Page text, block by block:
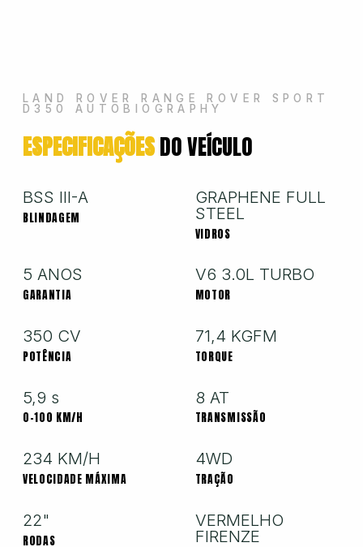
Jeep
Nissan
LAND ROVER RANGE ROVER SPORT
D350 AUTOBIOGRAPHY
ESPECIFICAÇÕESDO VEÍCULO
BSS III-A
BLINDAGEM
GRAPHENE FULL
STEEL
VIDROS
5 ANOS
GARANTIA
V6 3.0L TURBO
MOTOR
350 CV
POTÊNCIA
71,4 KGFM
TORQUE
5,9 s
0-100 KM/H
8 AT
TRANSMISSÃO
234 KM/H
VELOCIDADE MÁXIMA
4WD
TRAÇÃO
22"
RODAS
VERMELHO
FIRENZE